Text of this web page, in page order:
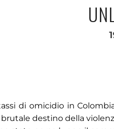
di omicidio in
destino della